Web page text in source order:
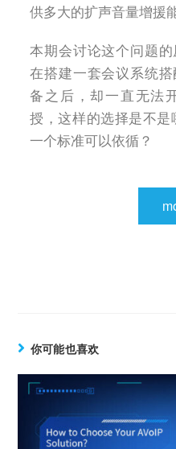
供多大的扩声音量增援
本期会讨论这个问题
在搭建一套会议系统
备之后，却一直无法
授，这样的选择是不
一个标准可以依循？
你可能也喜欢